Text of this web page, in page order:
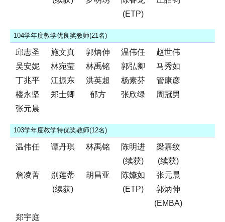
(ETP)
104学年度教学优良奖教师(21名)
邱志圣 施文真 郭炳伸 温伟任
赵世伟
吴安妮
林宛莹 林禹铭 郭弘卿
马秀如
丁兆平
江振东 洪英超 杨素芬
管康彦
楼永坚
郑士卿 郁方 张欣绿
周冠男
张元晨
103学年度教学特优奖教师(12名)
温伟任 谭丹琪 林禹铭
陈明进
(续获)
梁嘉纹
(续获)
詹凌菁
别莲蒂
(续获)
胡昌亚
陈嬿如
(ETP)
张元晨
郭炳伸
(EMBA)
郑宇庭